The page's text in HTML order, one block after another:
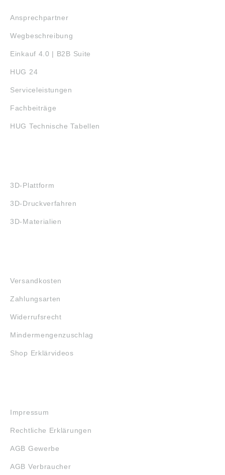
Ansprechpartner
Wegbeschreibung
Einkauf 4.0 | B2B Suite
HUG 24
Serviceleistungen
Fachbeiträge
HUG Technische Tabellen
3D-Plattform
3D-Druckverfahren
3D-Materialien
Versandkosten
Zahlungsarten
Widerrufsrecht
Mindermengenzuschlag
Shop Erklärvideos
Impressum
Rechtliche Erklärungen
AGB Gewerbe
AGB Verbraucher